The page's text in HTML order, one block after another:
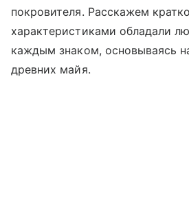
покровителя. Расскажем
характеристиками обладали
каждым знаком, основываясь
древних майя.